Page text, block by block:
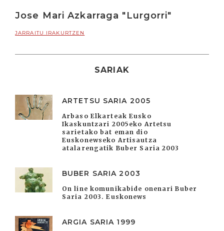
Jose Mari Azkarraga "Lurgorri"
JARRAITU IRAKURTZEN
SARIAK
ARTETSU SARIA 2005
Arbaso Elkarteak Eusko
Ikaskuntzari 2005eko Artetsu
sarietako bat eman dio
Euskonewseko Artisautza
atalarengatik Buber Saria 2003
BUBER SARIA 2003
On line komunikabide onenari Buber
Saria 2003. Euskonews
ARGIA SARIA 1999